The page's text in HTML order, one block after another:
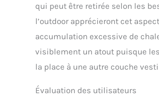
qui peut être retirée selon les
l’outdoor apprécieront cet
accumulation excessive de
visiblement un atout puisque
la place à une autre couche
Évaluation des utilisateurs